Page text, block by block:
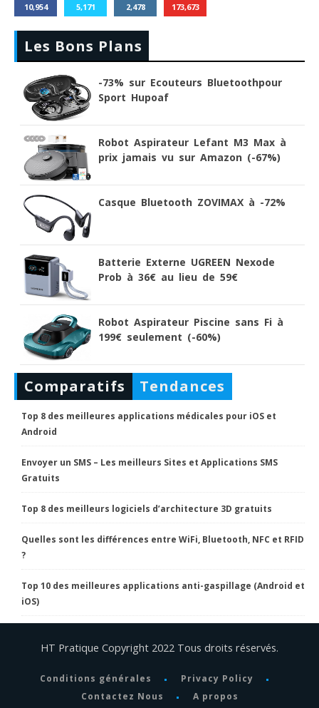
10,954 5,171 2,478 173,673
Les Bons Plans
-73% sur Ecouteurs Bluetoothpour
Sport Hupoaf
Robot Aspirateur Lefant M3 Max à
prix jamais vu sur Amazon (-67%)
Casque Bluetooth ZOVIMAX à -72%
Batterie Externe UGREEN Nexode
Prob à 36€ au lieu de 59€
Robot Aspirateur Piscine sans Fi à
199€ seulement (-60%)
Comparatifs Tendances
Top 8 des meilleures applications médicales pour iOS et
Android
Envoyer un SMS – Les meilleurs Sites et Applications SMS
Gratuits
Top 8 des meilleurs logiciels d’architecture 3D gratuits
Quelles sont les différences entre WiFi, Bluetooth, NFC et RFID
?
Top 10 des meilleures applications anti-gaspillage (Android et
iOS)
HT Pratique Copyright 2022 Tous droits réservés.
Conditions générales
Privacy Policy
Contactez Nous
A propos